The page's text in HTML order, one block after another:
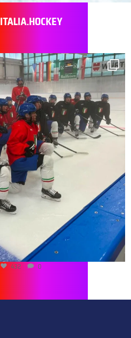
ITALIA.HOCKEY
432 0